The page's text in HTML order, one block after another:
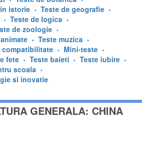
istorie
Teste de geografie
Teste de logica
de zoologie
Teste muzica
compatibilitate
Mini-teste
fete Teste baieti
Teste iubire
scoala
si inovatie
GENERALA: CHINA